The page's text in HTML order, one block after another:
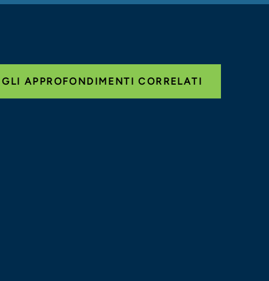
APPROFONDIMENTI CORRELATI